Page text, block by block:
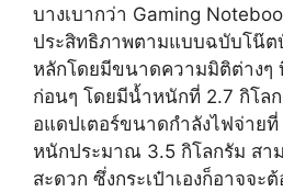
บางเบากว่า Gaming
ประสิทธิภาพตามแบบฉบับโน๊ต
หลักโดยมีขนาดความมิติต่างๆ
ก่อนๆ โดยมีน้ำหนักที่ 2.7 กิโล
อแดปเตอร์ขนาดกำลังไฟจ่าย
หนักประมาณ 3.5 กิโลกรัม สา
สะดวก ซึ่งกระเป๋าเองก็อาจจะ